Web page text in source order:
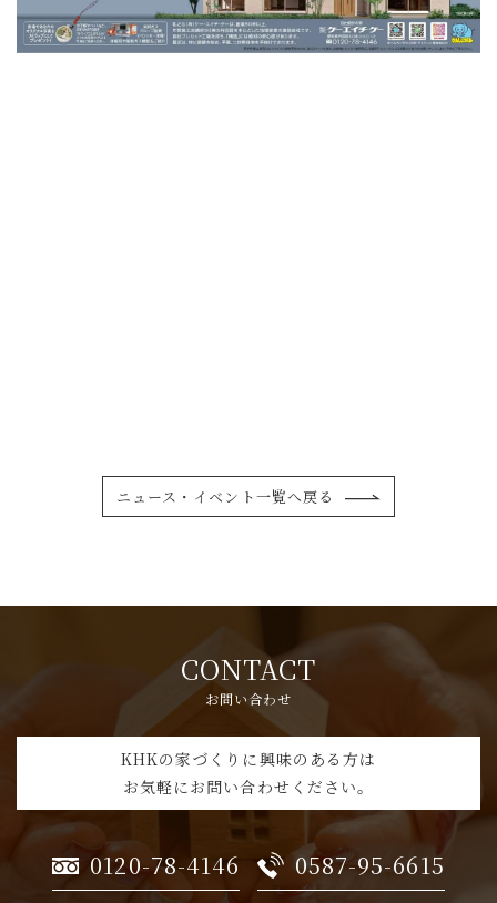
ニュース・イベント一覧へ戻る
CONTACT
お問い合わせ
KHKの家づくりに興味のある方は
お気軽にお問い合わせください。
0120-78-4146 0587-95-6615